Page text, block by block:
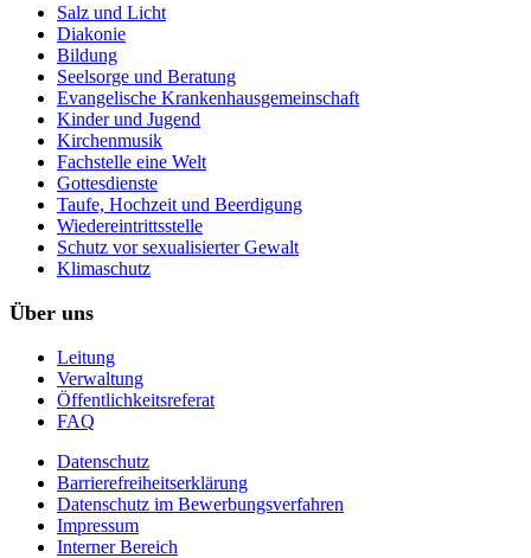
Salz und Licht
Diakonie
Bildung
Seelsorge und Beratung
Evangelische Krankenhausgemeinschaft
Kinder und Jugend
Kirchenmusik
Fachstelle eine Welt
Gottesdienste
Taufe, Hochzeit und Beerdigung
Wiedereintrittsstelle
Schutz vor sexualisierter Gewalt
Klimaschutz
Über uns
Leitung
Verwaltung
Öffentlichkeitsreferat
FAQ
Datenschutz
Barrierefreiheitserklärung
Datenschutz im Bewerbungsverfahren
Impressum
Interner Bereich